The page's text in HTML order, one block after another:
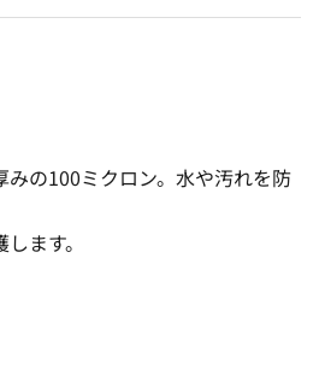
の100ミクロン。水や汚れを防
ます。